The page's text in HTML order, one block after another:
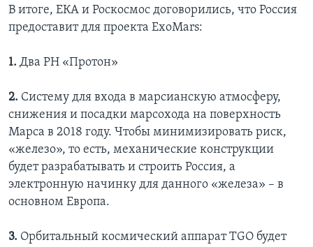
В итоге, ЕКА и Роскосмос договорились, что Россия
предоставит для проекта ExoMars:
1. Два РН «Протон»
2. Систему для входа в марсианскую атмосферу,
снижения и посадки марсохода на поверхность
Марса в 2018 году. Чтобы минимизировать риск,
«железо», то есть, механические конструкции
будет разрабатывать и строить Россия, а
электронную начинку для данного «железа» – в
основном Европа.
3. Орбитальный космический аппарат TGО будет